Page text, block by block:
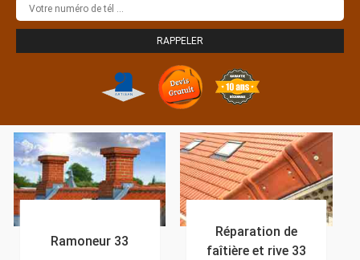
Ramoneur 33
Réparation de
faîtière et rive 33